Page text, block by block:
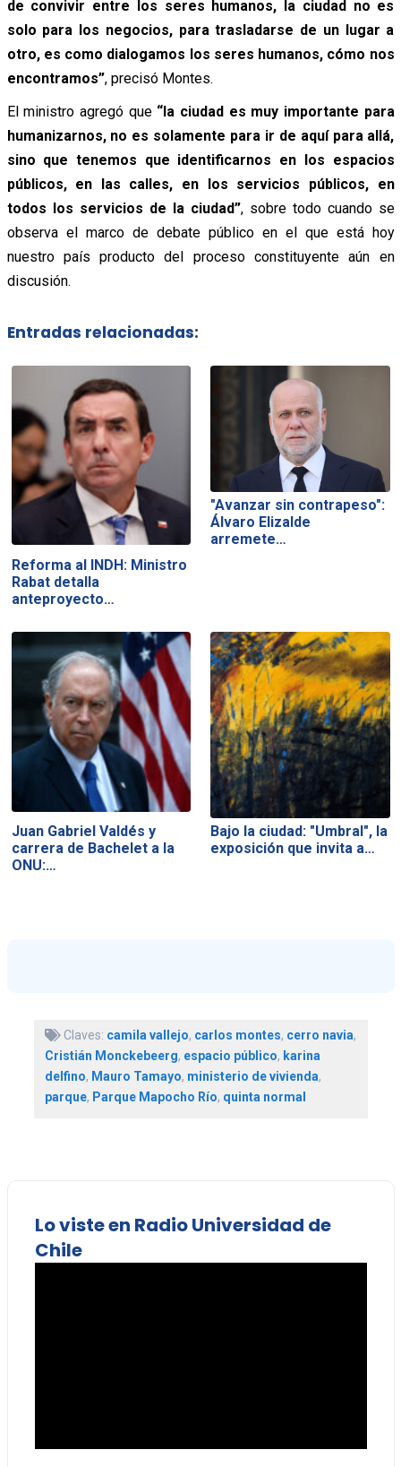
de convivir entre los seres humanos, la ciudad no es
solo para los negocios, para trasladarse de un lugar a
otro, es como dialogamos los seres humanos, cómo nos
encontramos”, precisó Montes.
El ministro agregó que “la ciudad es muy importante para
humanizarnos, no es solamente para ir de aquí para allá,
sino que tenemos que identificarnos en los espacios
públicos, en las calles, en los servicios públicos, en
todos los servicios de la ciudad”, sobre todo cuando se
observa el marco de debate público en el que está hoy
nuestro país producto del proceso constituyente aún en
discusión.
Entradas relacionadas:
Reforma al INDH: Ministro
Rabat detalla
anteproyecto…
"Avanzar sin contrapeso":
Álvaro Elizalde
arremete…
Juan Gabriel Valdés y
carrera de Bachelet a la
ONU:…
Bajo la ciudad: "Umbral", la
exposición que invita a…
Claves: camila vallejo, carlos montes, cerro navia,
Cristián Monckebeerg, espacio público, karina
delfino, Mauro Tamayo, ministerio de vivienda,
parque, Parque Mapocho Río, quinta normal
Lo viste en Radio Universidad de
Chile